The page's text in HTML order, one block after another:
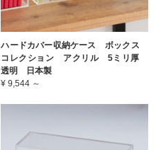
ハードカバー収納ケース ボックス
コレクション アクリル 5ミリ厚
透明 日本製
¥ 9,544 ～